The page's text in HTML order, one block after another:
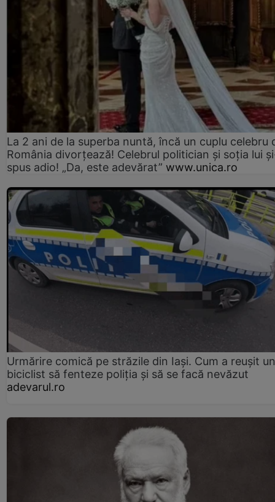
La 2 ani de la superba nuntă, încă un cuplu celebru
România divorțează! Celebrul politician și soția lui
spus adio! „Da, este adevărat” www.unica.ro
Urmărire comică pe străzile din Iași. Cum a reușit un
biciclist să fenteze poliția și să se facă nevăzut
adevarul.ro